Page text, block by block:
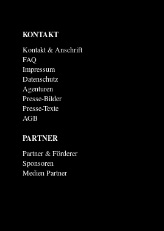
KONTAKT
Kontakt & Anschrift
FAQ
Impressum
Datenschutz
Agenturen
Presse-Bilder
Presse-Texte
AGB
PARTNER
Partner & Förderer
Sponsoren
Medien Partner